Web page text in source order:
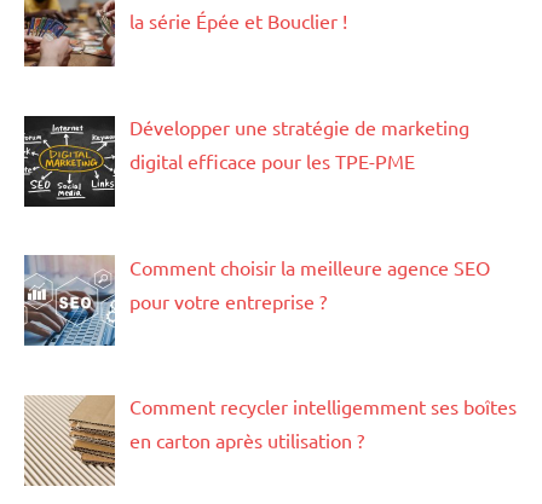
la série Épée et Bouclier !
Développer une stratégie de marketing
digital efficace pour les TPE-PME
Comment choisir la meilleure agence SEO
pour votre entreprise ?
Comment recycler intelligemment ses boîtes
en carton après utilisation ?